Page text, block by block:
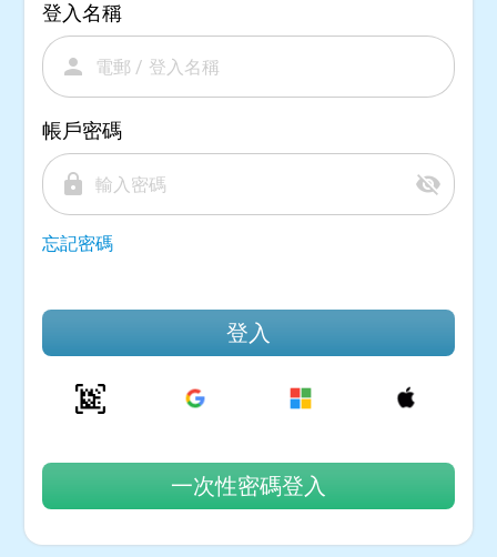
登入名稱
person
帳戶密碼
lock visibility_off
忘記密碼